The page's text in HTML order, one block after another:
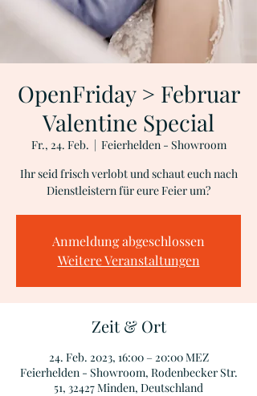
OpenFriday > Februar
Valentine Special
Fr., 24. Feb.
  |
Feierhelden - Showroom
Ihr seid frisch verlobt und schaut euch nach
Dienstleistern für eure Feier um?
Anmeldung abgeschlossen
Weitere Veranstaltungen
Zeit & Ort
24. Feb. 2023, 16:00 – 20:00 MEZ
Feierhelden - Showroom, Rodenbecker Str.
51, 32427 Minden, Deutschland